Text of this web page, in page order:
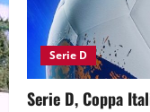
Serie D
Serie D, Coppa